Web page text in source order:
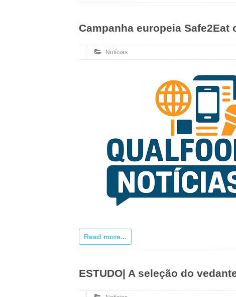
Campanha europeia
Notícias
Read more...
ESTUDO| A seleção do